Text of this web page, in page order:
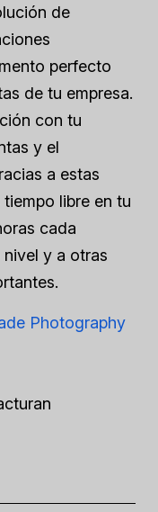
de
perfecto
de tu empresa.
con tu
y el
a estas
libre en tu
cada
y a otras
Photography